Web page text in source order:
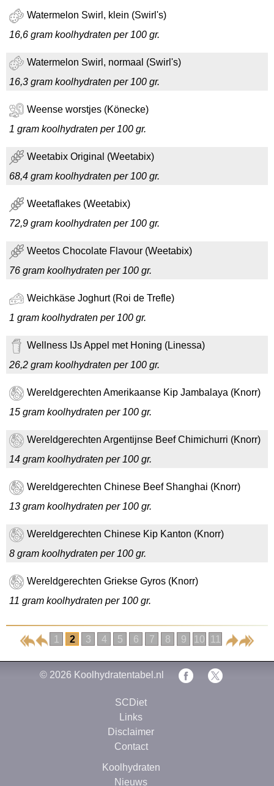
Watermelon Swirl, klein (Swirl's)
16,6 gram koolhydraten per 100 gr.
Watermelon Swirl, normaal (Swirl's)
16,3 gram koolhydraten per 100 gr.
Weense worstjes (Könecke)
1 gram koolhydraten per 100 gr.
Weetabix Original (Weetabix)
68,4 gram koolhydraten per 100 gr.
Weetaflakes (Weetabix)
72,9 gram koolhydraten per 100 gr.
Weetos Chocolate Flavour (Weetabix)
76 gram koolhydraten per 100 gr.
Weichkäse Joghurt (Roi de Trefle)
1 gram koolhydraten per 100 gr.
Wellness IJs Appel met Honing (Linessa)
26,2 gram koolhydraten per 100 gr.
Wereldgerechten Amerikaanse Kip Jambalaya (Knorr)
15 gram koolhydraten per 100 gr.
Wereldgerechten Argentijnse Beef Chimichurri (Knorr)
14 gram koolhydraten per 100 gr.
Wereldgerechten Chinese Beef Shanghai (Knorr)
13 gram koolhydraten per 100 gr.
Wereldgerechten Chinese Kip Kanton (Knorr)
8 gram koolhydraten per 100 gr.
Wereldgerechten Griekse Gyros (Knorr)
11 gram koolhydraten per 100 gr.
1 2 3 4 5 6 7 8 9 10 11
© 2026 Koolhydratentabel.nl
SCDiet
Links
Disclaimer
Contact
Koolhydraten
Nieuws